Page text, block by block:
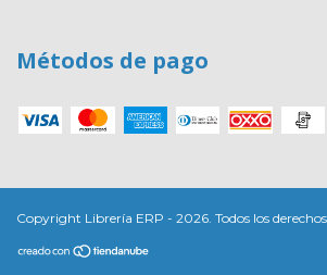
Métodos de pago
Copyright Librería ERP - 2026. Todos los derechos